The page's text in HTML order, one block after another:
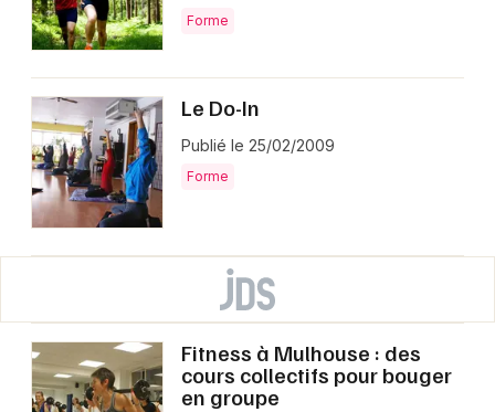
Forme
Le Do-In
Publié le 25/02/2009
Forme
Fitness à Mulhouse : des
cours collectifs pour bouger
en groupe